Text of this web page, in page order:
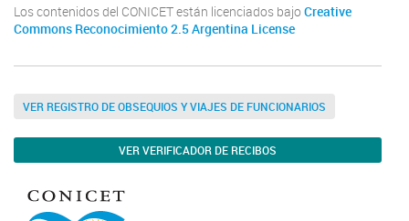
Los contenidos del CONICET están licenciados bajo Creative
Commons Reconocimiento 2.5 Argentina License
VER REGISTRO DE OBSEQUIOS Y VIAJES DE FUNCIONARIOS
VER VERIFICADOR DE RECIBOS